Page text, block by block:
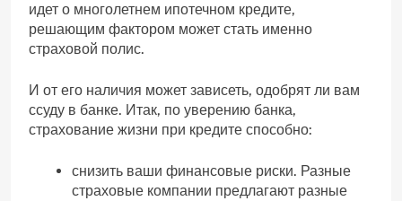
идет о многолетнем ипотечном кредите,
решающим фактором может стать именно
страховой полис.
И от его наличия может зависеть, одобрят ли вам
ссуду в банке. Итак, по уверению банка,
страхование жизни при кредите способно:
снизить ваши финансовые риски. Разные
страховые компании предлагают разные